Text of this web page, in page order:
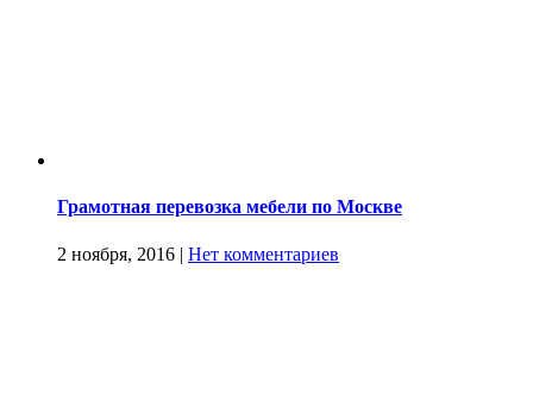
Грамотная перевозка мебели по Москве
2 ноября, 2016 | Нет комментариев